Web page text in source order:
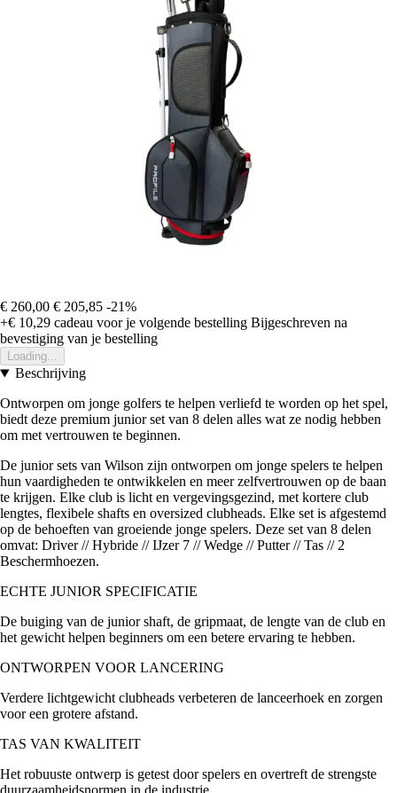
€ 260,00 € 205,85 -21%
+€ 10,29 cadeau voor je volgende bestelling Bijgeschreven na
bevestiging van je bestelling
Loading...
Beschrijving
Ontworpen om jonge golfers te helpen verliefd te worden op het spel,
biedt deze premium junior set van 8 delen alles wat ze nodig hebben
om met vertrouwen te beginnen.
De junior sets van Wilson zijn ontworpen om jonge spelers te helpen
hun vaardigheden te ontwikkelen en meer zelfvertrouwen op de baan
te krijgen. Elke club is licht en vergevingsgezind, met kortere club
lengtes, flexibele shafts en oversized clubheads. Elke set is afgestemd
op de behoeften van groeiende jonge spelers. Deze set van 8 delen
omvat: Driver // Hybride // IJzer 7 // Wedge // Putter // Tas // 2
Beschermhoezen.
ECHTE JUNIOR SPECIFICATIE
De buiging van de junior shaft, de gripmaat, de lengte van de club en
het gewicht helpen beginners om een betere ervaring te hebben.
ONTWORPEN VOOR LANCERING
Verdere lichtgewicht clubheads verbeteren de lanceerhoek en zorgen
voor een grotere afstand.
TAS VAN KWALITEIT
Het robuuste ontwerp is getest door spelers en overtreft de strengste